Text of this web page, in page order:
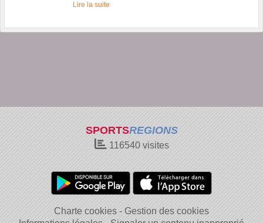
Lire la suite
SPORTSREGIONS
116540visites
Charte cookies
Gestion des cookies